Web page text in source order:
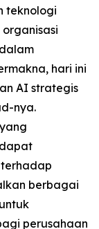
teknologi
hari ini
AI strategis
nya.
berbagai
perusahaan